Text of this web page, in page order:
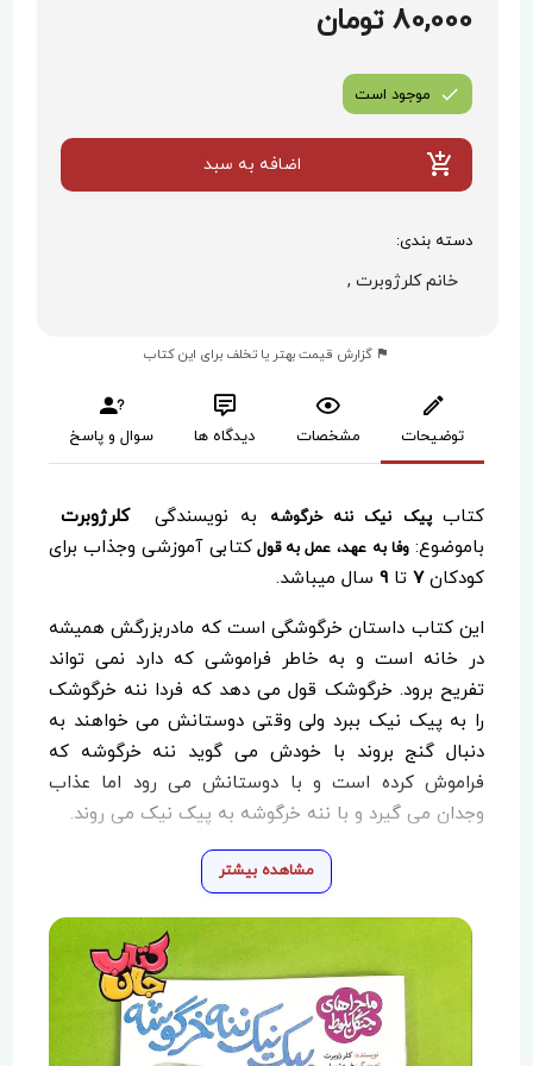
80,000 تومان
موجود است
اضافه به سبد
دسته بندی:
خانم کلرژوبرت ,
گزارش قیمت بهتر یا تخلف برای این کتاب
توضیحات مشخصات دیدگاه ها سوال و پاسخ
کتابپیک نیک ننه خرگوشه به نویسندگیکلرژوبرت
باموضوع:وفا به عهد، عمل به قولکتابی آموزشی وجذاب برای
کودکان7 تا
سال میباشد.
این کتاب داستان خرگوشگی است که مادربزرگش همیشه
در خانه است و به خاطر فراموشی که دارد نمی تواند
تفریح برود. خرگوشک قول می دهد که فردا ننه خرگوشک
را به پیک نیک ببرد ولی وقتی دوستانش می خواهند به
دنبال گنج بروند با خودش می گوید ننه خرگوشه که
فراموش کرده است و با دوستانش می رود اما عذاب
وجدان می گیرد و با ننه خرگوشه به پیک نیک می روند.
مشاهده بیشتر